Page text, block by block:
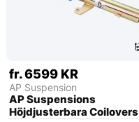
fr. 6599 KR
AP Suspension
AP Suspensions
Höjdjusterbara Coilovers